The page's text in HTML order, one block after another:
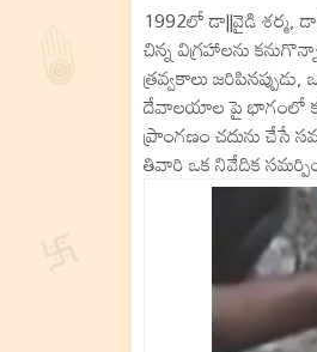
1992లో డా||వైడి శర్మ,
చిన్న విగ్రహాలను
త్రవ్వకాలు
దేవాలయాల పై భాగంలో
ప్రాంగణం చదును చేసే
తివారి ఒక నివేదిక